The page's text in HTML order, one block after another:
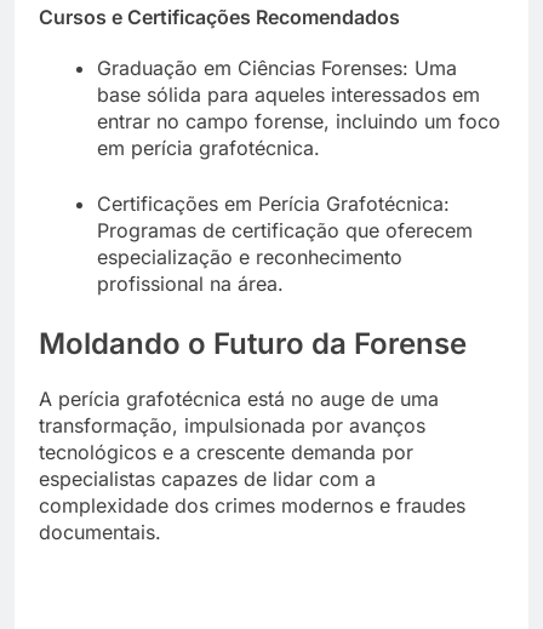
Cursos e Certificações Recomendados
Graduação em Ciências Forenses: Uma
base sólida para aqueles interessados em
entrar no campo forense, incluindo um foco
em perícia grafotécnica.
Certificações em Perícia Grafotécnica:
Programas de certificação que oferecem
especialização e reconhecimento
profissional na área.
Moldando o Futuro da Forense
A perícia grafotécnica está no auge de uma
transformação, impulsionada por avanços
tecnológicos e a crescente demanda por
especialistas capazes de lidar com a
complexidade dos crimes modernos e fraudes
documentais.